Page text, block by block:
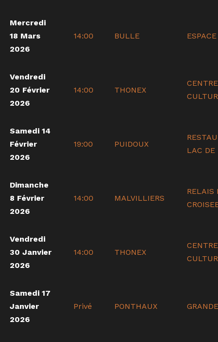
Mercredi
18 Mars
2026
14:00 BULLE
Vendredi
20 Février
2026
14:00 THONEX
CENTRE
Samedi 14
Février
2026
19:00 PUIDOUX
LAC DE
Dimanche
8 Février
2026
14:00 MALVILLIERS
RELAIS
Vendredi
30 Janvier
2026
14:00 THONEX
CENTRE
Samedi 17
Janvier
2026
Privé PONTHAUX